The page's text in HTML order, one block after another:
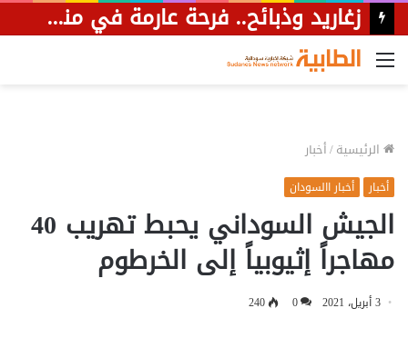
القائمة
الرئيسية/أخبار
أخبار أخبار االسودان
الجيش السوداني يحبط تهريب 40
مهاجراً إثيوبياً إلى الخرطوم
3 أبريل، 2021 0
240